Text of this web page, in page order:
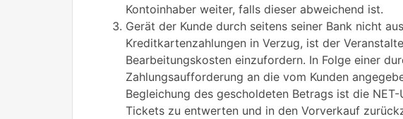
Kontoinhaber weiter, falls dieser abweichend ist.
Gerät der Kunde durch seitens seiner Bank nicht
Kreditkartenzahlungen in Verzug, ist der
Bearbeitungskosten einzufordern. In Folge einer
Zahlungsaufforderung an die vom Kunden
Begleichung des gescholdeten Betrags ist die
Tickets zu entwerten und in den Vorverkauf